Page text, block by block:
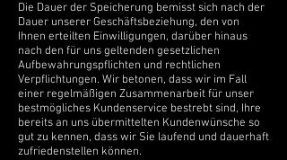
Die Dauer der Speicherung bemisst sich nach der
Dauer unserer Geschäftsbeziehung, den von
Ihnen erteilten Einwilligungen, darüber hinaus
nach den für uns geltenden gesetzlichen
Aufbewahrungspflichten und rechtlichen
Verpflichtungen. Wir betonen, dass wir im Fall
einer regelmäßigen Zusammenarbeit für unser
bestmögliches Kundenservice bestrebt sind, Ihre
bereits an uns übermittelten Kundenwünsche so
gut zu kennen, dass wir Sie laufend und dauerhaft
zufriedenstellen können.